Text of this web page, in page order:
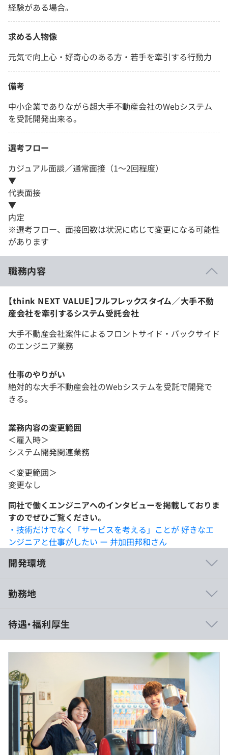
経験がある場合。
求める人物像
元気で向上心・好奇心のある方・若手を牽引する行動力
備考
中小企業でありながら超大手不動産会社のWebシステム
を受託開発出来る。
選考フロー
カジュアル面談／通常面接（1～2回程度）
▼
代表面接
▼
内定
※選考フロー、面接回数は状況に応じて変更になる可能性
があります
職務内容
【think NEXT VALUE】フルフレックスタイム／大手不動
産会社を牽引するシステム受託会社
大手不動産会社案件によるフロントサイド・バックサイド
のエンジニア業務
仕事のやりがい
絶対的な大手不動産会社のWebシステムを受託で開発で
きる。
業務内容の変更範囲
＜雇入時＞
システム開発関連業務
＜変更範囲＞
変更なし
同社で働くエンジニアへのインタビューを掲載しておりま
すのでぜひご覧ください。
・技術だけでなく「サービスを考える」ことが 好きなエ
ンジニアと仕事がしたい ー 井加田邦和さん
開発環境
平均年齢が32.3歳と落ち着いた職場環境です。
労働環境整備には配慮をしており、完全週休2日制（土、
日）は勿論、
ひとつきの平均残業時間も10~20時間と少なく、プライベ
ートとの両立が可能です。
アジャイル開発手法を採用して、見積りと計画の策定を慎
重かつ柔軟に行っています。
それによって、無理な開発計画を避け、残業を極力減らし
ています。
勤務地
待遇・福利厚生
基本給＋固定残業代（30時間） ※30時間を超過した場
合１分単位で別途支給、通勤手当支給（上限あり）
■賃金形態：月給制（約28.5万〜 固定残業代を含む ）
■賃金の決定方法：「当社規定により決定」
■基本給：約23万～
■固定残業代：30時間分、約5.5万～（超過分は別途支
給）